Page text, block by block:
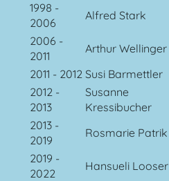
1998 -
2006
Alfred Stark
2006 -
2011
Arthur Wellinger
2011 - 2012 Susi Barmettler
2012 -
2013
Susanne
Kressibucher
2013 -
2019
Rosmarie Patrik
2019 -
2022
Hansueli Looser